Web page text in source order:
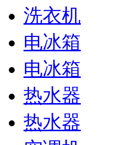
洗衣机
电冰箱
电冰箱
热水器
热水器